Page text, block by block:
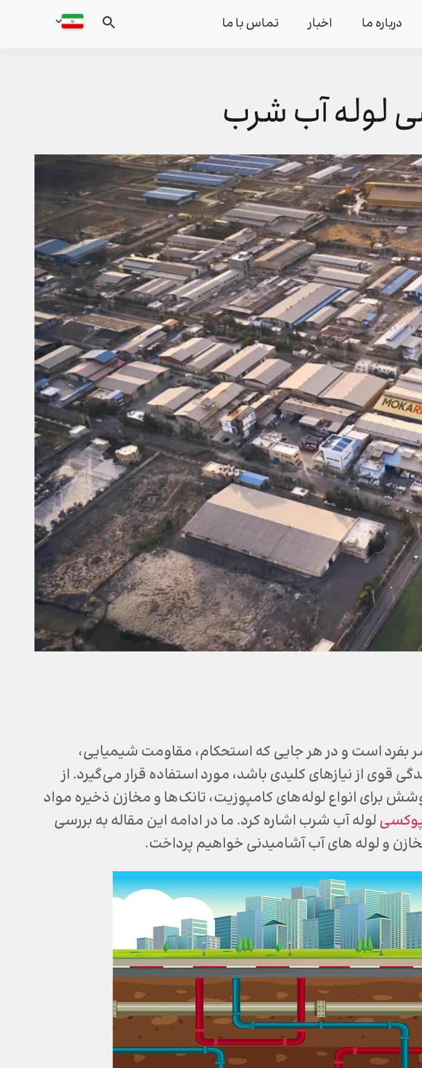
درباره ما اخبار تماس با ما
لوله آب شرب
است و در هر جایی که استحکام، مقاومت شیمیایی،
قوی از نیازهای کلیدی باشد، مورد استفاده قرار می‌گیرد. از
برای انواع لوله‌های کامپوزیت، تانک‌ها و مخازن ذخیره مواد
لوله آب شرب اشاره کرد. ما در ادامه این مقاله به بررسی
و لوله های آب آشامیدنی خواهیم پرداخت.